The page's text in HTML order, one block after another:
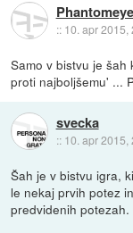
Phantomeye
:: 10. apr 2015,
Samo v bistvu je
proti najboljšemu' ...
svecka
:: 10. apr 2015,
Šah je v bistvu igra,
le nekaj prvih potez
predvidenih potezah.